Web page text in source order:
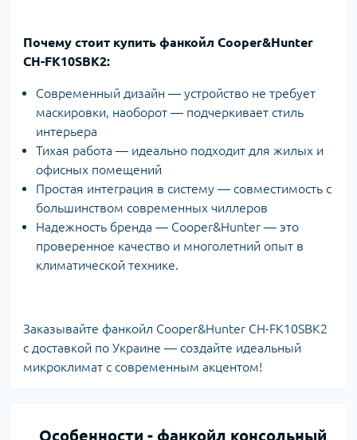
Почему стоит купить фанкойл Cooper&Hunter
CH-FK10SBK2:
Современный дизайн — устройство не требует
маскировки, наоборот — подчеркивает стиль
интерьера
Тихая работа — идеально подходит для жилых и
офисных помещений
Простая интеграция в систему — совместимость с
большинством современных чиллеров
Надежность бренда — Cooper&Hunter — это
проверенное качество и многолетний опыт в
климатической технике.
Заказывайте фанкойл Cooper&Hunter CH-FK10SBK2
с доставкой по Украине — создайте идеальный
микроклимат с современным акцентом!
Особенности - фанкойл консольный